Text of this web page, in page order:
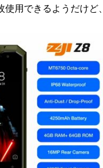
用できるようだけど